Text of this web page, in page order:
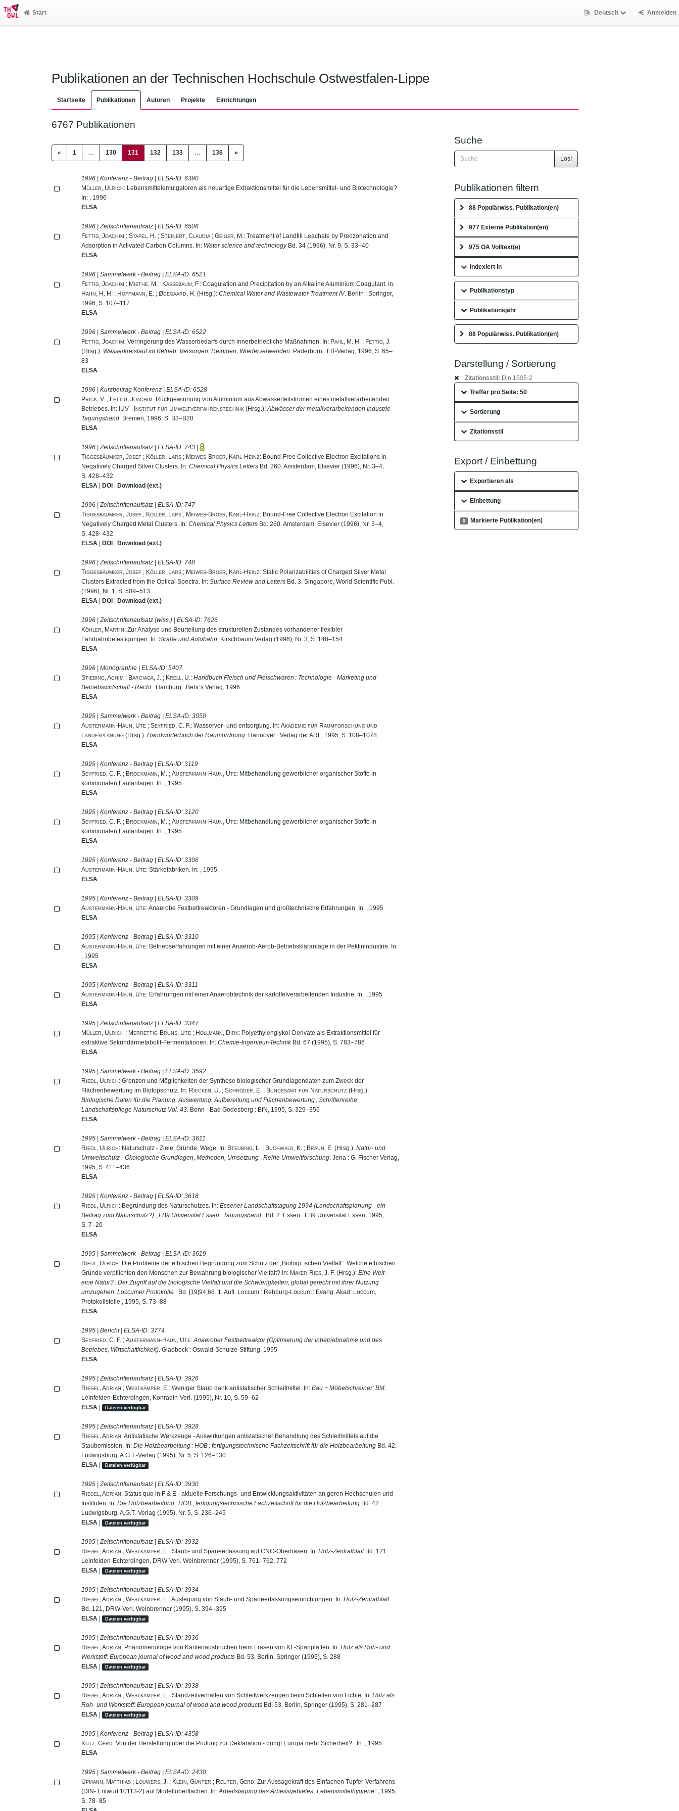
Start Deutsch Anmelden
Publikationen an der Technischen Hochschule Ostwestfalen-Lippe
Startseite Publikationen Autoren Projekte Einrichtungen
6767 Publikationen
« 1 … 130 131 (current)
132 133 … 136 »
1996 | Konferenz - Beitrag | ELSA-ID:6390
Müller, Ulrich: Lebensmittelemulgatoren als neuartige Extraktionsmittel für die Lebensmittel- und Biotechnologie?
In: , 1996
ELSA
1996 | Zeitschriftenaufsatz | ELSA-ID:6506
Fettig, Joachim ;Stapel, H. ;Steinert, Claudia ;Geiger, M. : Treatment of Landfill Leachate by Preozonation and
Adsorption in Activated Carbon Columns. In: Water science and technologyBd. 34 (1996), Nr. 9, S. 33–40
ELSA
1996 | Sammelwerk - Beitrag | ELSA-ID:6521
Fettig, Joachim ; Miethe, M. ; Kassebaum, F. : Coagulation and Precipitation by an Alkaline Aluminium Coagulant. In:
Hahn, H. H. ; Hoffmann, E. ;Ødegaard, H. (Hrsg.):Chemical Water and Wastewater Treatment IV. Berlin : Springer,
1996, S. 107–117
ELSA
1996 | Sammelwerk - Beitrag | ELSA-ID:6522
Fettig, Joachim: Verringerung des Wasserbedarfs durch innerbetriebliche Maßnahmen. In: Pahl, M. H. ; Fettig, J.
(Hrsg.): Wasserkreislauf im Betrieb: Versorgen, Reinigen, Wiederverwenden . Paderborn : FIT-Verlag, 1996, S. 65–
83
ELSA
1996 | Kurzbeitrag Konferenz | ELSA-ID:6528
Prick, V. ; Fettig, Joachim: Rückgewinnung von Aluminium aus Abwasserteilströmen eines metallverarbeitenden
Betriebes. In: IUV - Institut für Umweltverfahrenstechnik (Hrsg.):Abwässer der metallverarbeitenden Industrie -
Tagungsband . Bremen, 1996, S. B3–B20
ELSA
1996 | Zeitschriftenaufsatz | ELSA-ID: 743 |
Tiggesbäumker, Josef ; Köller, Lars ; Meiwes-Broer, Karl-Heinz: Bound-Free Collective Electron Excitations in
Negatively Charged Silver Clusters. In:Chemical Physics Letters Bd. 260. Amsterdam, Elsevier (1996), Nr. 3–4,
S. 428–432
ELSA |DOI |Download (ext.)
1996 | Zeitschriftenaufsatz | ELSA-ID: 747
Tiggesbäumker, Josef ; Köller, Lars ; Meiwes-Broer, Karl-Heinz: Bound-Free Collective Electron Excitation in
Negatively Charged Metal Clusters. In:Chemical Physics Letters Bd. 260. Amsterdam, Elsevier (1996), Nr. 3–4,
S. 428–432
ELSA |DOI |Download (ext.)
1996 | Zeitschriftenaufsatz | ELSA-ID: 748
Tiggesbäumker, Josef ; Köller, Lars ; Meiwes-Broer, Karl-Heinz: Static Polarizabilities of Charged Silver Metal
Clusters Extracted from the Optical Spectra. In:Surface Review and Letters Bd. 3. Singapore, World Scientific Publ.
(1996), Nr. 1, S. 509–513
ELSA |DOI |Download (ext.)
1996 | Zeitschriftenaufsatz (wiss.) | ELSA-ID: 7626
Köhler, Martin: Zur Analyse und Beurteilung des strukturellen Zustandes vorhandener flexibler
Fahrbahnbefestigungen. In:Straße und Autobahn , Kirschbaum Verlag (1996), Nr. 3, S. 148–154
ELSA
1996 | Monographie | ELSA-ID:5407
Stiebing, Achim ; Barciaga, J. ; Krell, U. :Handbuch Fleisch und Fleischwaren : Technologie - Marketing und
Betriebswirtschaft - Recht
. Hamburg : Behr’s Verlag, 1996
ELSA
1995 | Sammelwerk - Beitrag | ELSA-ID:3050
Austermann-Haun, Ute ;Seyfried, C. F. : Wasserver- und entsorgung. In:Akademie für Raumforschung und
Landesplanung(Hrsg.):Handwörterbuch der Raumordnung . Hannover : Verlag der ARL, 1995, S. 108–1078
ELSA
1995 | Konferenz - Beitrag | ELSA-ID:3119
Seyfried, C. F. ; Brockmann, M. ;Austermann-Haun, Ute: Mitbehandlung gewerblicher organischer Stoffe in
kommunalen Faulanlagen. In: , 1995
ELSA
1995 | Konferenz - Beitrag | ELSA-ID:3120
Seyfried, C. F. ; Brockmann, M. ;Austermann-Haun, Ute: Mitbehandlung gewerblicher organischer Stoffe in
kommunalen Faulanlagen. In: , 1995
ELSA
1995 | Konferenz - Beitrag | ELSA-ID:3306
Austermann-Haun, Ute: Stärkefabriken. In: , 1995
ELSA
1995 | Konferenz - Beitrag | ELSA-ID:3309
Austermann-Haun, Ute: Anaerobe Festbettreaktoren - Grundlagen und großtechnische Erfahrungen. In: , 1995
ELSA
1995 | Konferenz - Beitrag | ELSA-ID:3310
Austermann-Haun, Ute: Betriebserfahrungen mit einer Anaerob-Aerob-Betriebskläranlage in der Pektinindustrie. In:
, 1995
ELSA
1995 | Konferenz - Beitrag | ELSA-ID:3311
Austermann-Haun, Ute: Erfahrungen mit einer Anaerobtechnik der kartoffelverarbeitenden Industrie. In: , 1995
ELSA
1995 | Zeitschriftenaufsatz | ELSA-ID:3347
Müller, Ulrich ; Merrettig-Bruns, Ute ; Hollmann, Dirk: Polyethylenglykol-Derivate als Extraktionsmittel für
extraktive Sekundärmetabolit-Fermentationen. In:Chemie-Ingenieur-TechnikBd. 67 (1995), S. 783–786
ELSA
1995 | Sammelwerk - Beitrag | ELSA-ID:3592
Riedl, Ulrich: Grenzen und Möglichkeiten der Synthese biologischer Grundlagendaten zum Zweck der
Flächenbewertung im Biotopschutz. In: Riecken, U. ;Schröder, E. ; Bundesamt für Naturschutz (Hrsg.):
Biologische Daten für die Planung. Auswertung, Aufbereitung und Flächenbewertung ; Schriftenreihe
Landschaftspflege Naturschutz Vol. 43 . Bonn - Bad Godesberg : BfN, 1995, S. 329–356
ELSA
1995 | Sammelwerk - Beitrag | ELSA-ID:3611
Riedl, Ulrich: Naturschutz - Ziele, Gründe, Wege. In:Steubing, L. ; Buchwald, K. ; Braun, E. (Hrsg.):Natur- und
Umweltschutz - Ökologische Grundlagen, Methoden, Umsetzung
,Reihe Umweltforschung . Jena : G. Fischer Verlag,
1995, S. 411–436
ELSA
1995 | Konferenz - Beitrag | ELSA-ID:3618
Riedl, Ulrich: Begründung des Naturschutzes. In:Essener Landschaftstagung 1994 (Landschaftsplanung - ein
Beitrag zum Naturschutz?)
,FB9 Universität Essen : Tagungsband
. Bd. 2. Essen : FB9 Universität Essen, 1995,
S. 7–20
ELSA
1995 | Sammelwerk - Beitrag | ELSA-ID:3619
Riedl, Ulrich: Die Probleme der ethischen Begründung zum Schutz der „Biologi¬schen Vielfalt“. Welche ethischen
Gründe verpflichten den Menschen zur Bewahrung biologischer Vielfalt? In: Mayer-Ries, J. F. (Hrsg.):Eine Welt -
eine Natur? : Der Zugriff auf die biologische Vielfalt und die Schwierigkeiten, global gerecht mit ihrer Nutzung
umzugehen ,Loccumer Protokolle
. Bd. [19]94,66. 1. Aufl. Loccum : Rehburg-Loccum : Evang. Akad. Loccum,
Protokollstelle , 1995, S. 73–88
ELSA
1995 | Bericht | ELSA-ID:3774
Seyfried, C. F. ;Austermann-Haun, Ute:Anaerober Festbettreaktor (Optimierung der Inbetriebnahme und des
Betriebes, Wirtschaftlichkeit) . Gladbeck : Oswald-Schulze-Stiftung, 1995
ELSA
1995 | Zeitschriftenaufsatz | ELSA-ID:3926
Riegel, Adrian ;Westkämper, E. : Weniger Staub dank antistatischer Schleifmittel. In:Bau + Möbelschreiner: BM
Leinfelden-Echterdingen, Konradin-Verl. (1995), Nr. 10, S. 59–62
ELSA | Dateien verfügbar
1995 | Zeitschriftenaufsatz | ELSA-ID:3928
Riegel, Adrian: Antistatische Werkzeuge - Auswirkungen antistatischer Behandlung des Schleifmittels auf die
Staubemission. In:Die Holzbearbeitung : HOB ; fertigungstechnische Fachzeitschrift für die Holzbearbeitung Bd. 42.
Ludwigsburg, A.G.T.-Verlag (1995), Nr. 5, S. 126–130
ELSA | Dateien verfügbar
1995 | Zeitschriftenaufsatz | ELSA-ID:3930
Riegel, Adrian: Status quo in F & E - aktuelle Forschungs- und Entwicklungsaktivitäten an geren Hochschulen und
Instituten. In:Die Holzbearbeitung : HOB ; fertigungstechnische Fachzeitschrift für die Holzbearbeitung Bd. 42.
Ludwigsburg, A.G.T.-Verlag (1995), Nr. 5, S. 236–245
ELSA | Dateien verfügbar
1995 | Zeitschriftenaufsatz | ELSA-ID:3932
Riegel, Adrian ;Westkämper, E. : Staub- und Späneerfassung auf CNC-Oberfräsen. In:Holz-ZentralblattBd. 121.
Leinfelden-Echterdingen, DRW-Verl. Weinbrenner (1995), S. 761–762, 772
ELSA | Dateien verfügbar
1995 | Zeitschriftenaufsatz | ELSA-ID:3934
Riegel, Adrian ;Westkämper, E. : Auslegung von Staub- und Späneerfassungseinrichtungen. In:Holz-Zentralblatt
Bd. 121, DRW-Verl. Weinbrenner (1995), S. 394–395
ELSA | Dateien verfügbar
1995 | Zeitschriftenaufsatz | ELSA-ID:3936
Riegel, Adrian: Phänomenologie von Kantenausbrüchen beim Fräsen von KF-Spanplatten. In:Holz als Roh- und
Werkstoff: European journal of wood and wood products Bd. 53. Berlin, Springer (1995), S. 288
ELSA | Dateien verfügbar
1995 | Zeitschriftenaufsatz | ELSA-ID:3938
Riegel, Adrian ;Westkämper, E. : Standzeitverhalten von Schleifwerkzeugen beim Schleifen von Fichte. In:Holz als
Roh- und Werkstoff: European journal of wood and wood products Bd. 53. Berlin, Springer (1995), S. 281–287
ELSA | Dateien verfügbar
1995 | Konferenz - Beitrag | ELSA-ID:4358
Kutz, Gerd: Von der Herstellung über die Prüfung zur Deklaration - bringt Europa mehr Sicherheit? . In: , 1995
ELSA
1995 | Sammelwerk - Beitrag | ELSA-ID:2430
Upmann, Matthias ; Louwers, J. ; Klein, Günter ; Reuter, Gerd: Zur Aussagekraft des Einfachen Tupfer-Verfahrens
(DIN- Entwurf 10113-2) auf Modelloberflächen. In:Arbeitstagung des Arbeitsgebietes „Lebensmittelhygiene“
, 1995,
S. 78–85
Suche
Los!
Publikationen filtern
88 Populärwiss. Publikation(en)
977 Externe Publikation(en)
975 OA Volltext(e)
Indexiert in
Publikationstyp
Publikationsjahr
88 Populärwiss. Publikation(en)
Darstellung / Sortierung
Zitationsstil: Din 1505-2
Treffer pro Seite: 50
Sortierung
Zitationsstil
Export / Einbettung
Exportieren als
Einbettung
0 Markierte Publikation(en)